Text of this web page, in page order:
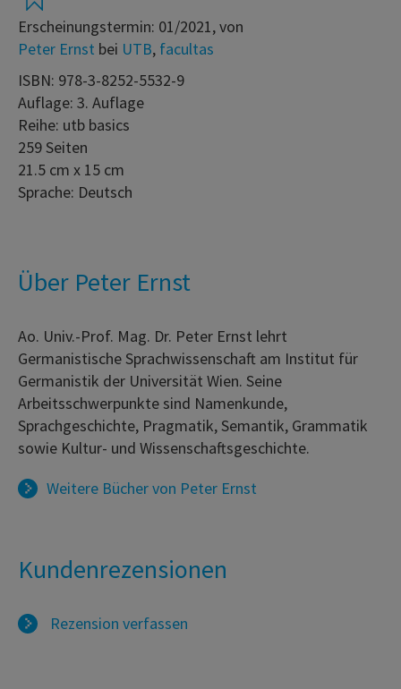
Erscheinungstermin: 01/2021, von
Peter Ernst bei UTB, facultas
ISBN: 978-3-8252-5532-9
Auflage: 3. Auflage
Reihe: utb basics
259 Seiten
21.5 cm x 15 cm
Sprache: Deutsch
Über Peter Ernst
Ao. Univ.-Prof. Mag. Dr. Peter Ernst lehrt
Germanistische Sprachwissenschaft am Institut für
Germanistik der Universität Wien. Seine
Arbeitsschwerpunkte sind Namenkunde,
Sprachgeschichte, Pragmatik, Semantik, Grammatik
sowie Kultur- und Wissenschaftsgeschichte.
Weitere Bücher von Peter Ernst
Kundenrezensionen
Rezension verfassen